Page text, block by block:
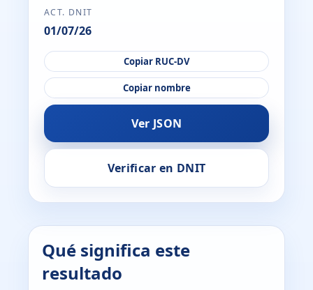
ACT. DNIT
01/07/26
Copiar RUC-DV
Copiar nombre
Ver JSON
Verificar en DNIT
Qué significa este
resultado